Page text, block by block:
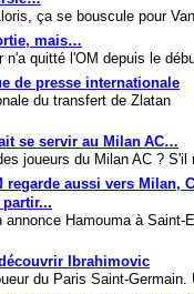
ça se bouscule pour
mais…
n'a quitté l'OM depuis le
de presse internationale
du transfert de Zlatan
se servir au Milan AC…
joueurs du Milan AC ? S'il
regarde aussi vers Milan,
partir...
Hamouma à Saint-
Ibrahimovic
du Paris Saint-Germain.